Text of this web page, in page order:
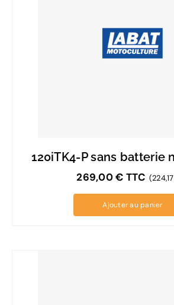
120iTK4-P sans batterie
269,00€ TTC
Ajouter au panier